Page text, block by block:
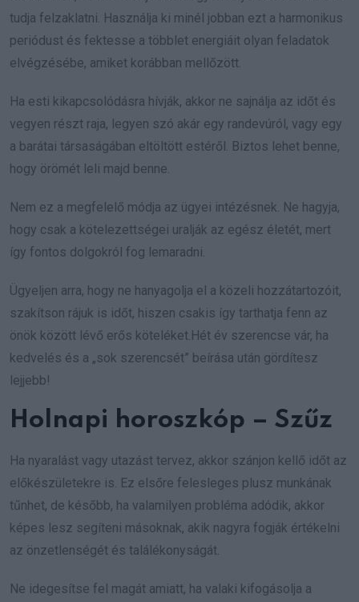
tudja felzaklatni. Használja ki minél jobban ezt a harmonikus
periódust és fektesse a többlet energiáit olyan feladatok
elvégzésébe, amiket korábban mellőzött.
Ha esti kikapcsolódásra hívják, akkor ne sajnálja az időt és
vegyen részt raja, legyen szó akár egy randevúról, vagy egy
a barátai társaságában eltöltött estéről. Biztos lehet benne,
hogy örömét leli majd benne.
Nem ez a megfelelő módja az ügyei intézésnek. Ne hagyja,
hogy csak a kötelezettségei uralják az egész életét, mert
így fontos dolgokról fog lemaradni.
Ügyeljen arra, hogy ne hanyagolja el a közeli hozzátartozóit,
szakítson rájuk is időt, hiszen csakis így tarthatja fenn az
önök között lévő erős köteléket.Hét év szerencse vár, ha
kedvelés és a „sok szerencsét” beírása után gördítesz
lejjebb!
Holnapi horoszkóp – Szűz
Ha nyaralást vagy utazást tervez, akkor szánjon kellő időt az
előkészületekre is. Ez elsőre felesleges plusz munkának
tűnhet, de később, ha valamilyen probléma adódik, akkor
képes lesz segíteni másoknak, akik nagyra fogják értékelni
az önzetlenségét és találékonyságát.
Ne idegesítse fel magát amiatt, ha valaki kifogásolja a